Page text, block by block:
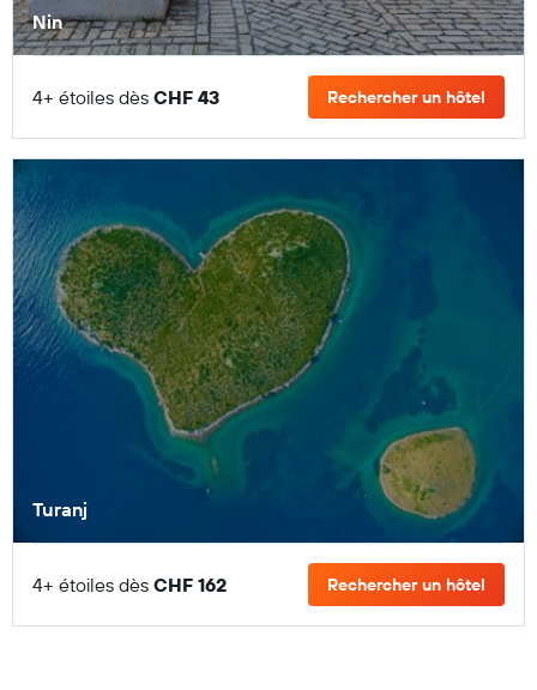
Nin
4+ étoiles dès CHF 43 Rechercher un hôtel
Turanj
4+ étoiles dès CHF 162 Rechercher un hôtel